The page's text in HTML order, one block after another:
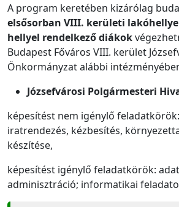
A program keretében kizárólag
elsősorban VIII. kerületi
hellyel rendelkező diákok
Budapest Főváros VIII. kerület
Önkormányzat alábbi
Józsefvárosi Polgármesteri
képesítést nem igénylő
iratrendezés, kézbesítés,
készítése,
képesítést igénylő feladatkörök:
adminisztráció; informatikai